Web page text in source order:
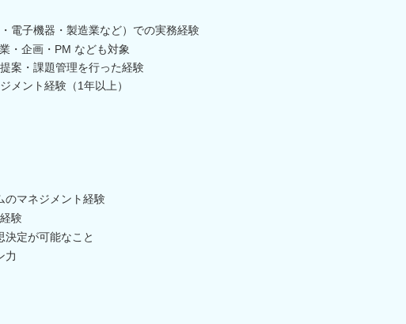
電子機器・製造業など）での実務経験
企画・PM なども対象
案・課題管理を行った経験
メント経験（1年以上）
のマネジメント経験
験
定が可能なこと
力